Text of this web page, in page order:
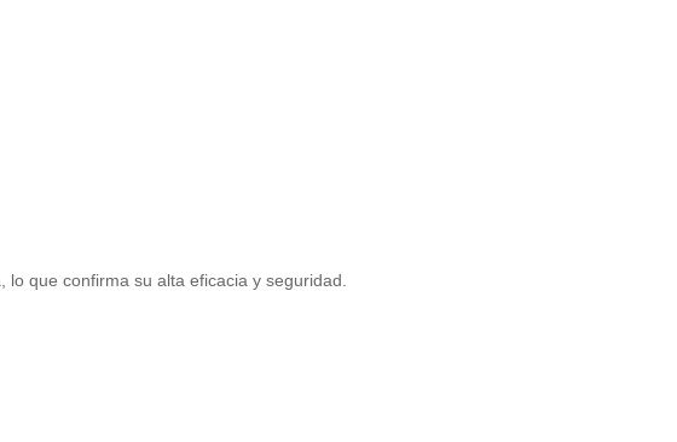
que confirma su alta eficacia y seguridad.